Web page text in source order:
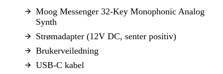
Moog Messenger 32-Key Monophonic Analog
Synth
Strømadapter (12V DC, senter positiv)
Brukerveiledning
USB-C kabel